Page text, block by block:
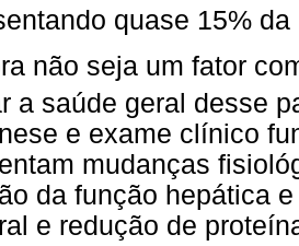
quase 15%
não seja um fator
a saúde geral desse
e exame clínico
mudanças
da função hepática
e redução de